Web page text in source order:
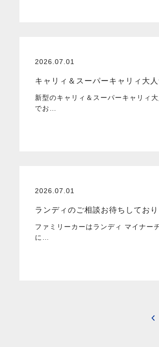
2026.07.01
キャリィ＆スーパーキャリィ大人
新型のキャリィ＆スーパーキャリィ
でお…
2026.07.01
ランディのご相談お待ちしており
ファミリーカーはランディ マイナー
に…